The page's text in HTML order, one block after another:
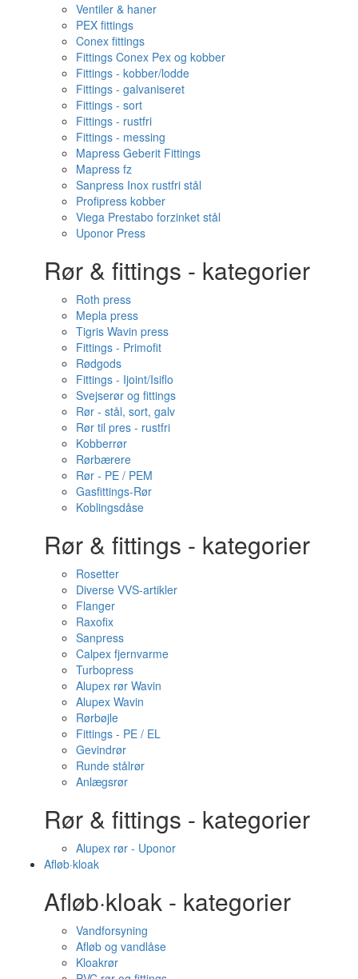
Ventiler & haner
PEX fittings
Conex fittings
Fittings Conex Pex og kobber
Fittings - kobber/lodde
Fittings - galvaniseret
Fittings - sort
Fittings - rustfri
Fittings - messing
Mapress Geberit Fittings
Mapress fz
Sanpress Inox rustfri stål
Profipress kobber
Viega Prestabo forzinket stål
Uponor Press
Rør & fittings - kategorier
Roth press
Mepla press
Tigris Wavin press
Fittings - Primofit
Rødgods
Fittings - Ijoint/Isiflo
Svejserør og fittings
Rør - stål, sort, galv
Rør til pres - rustfri
Kobberrør
Rørbærere
Rør - PE / PEM
Gasfittings-Rør
Koblingsdåse
Rør & fittings - kategorier
Rosetter
Diverse VVS-artikler
Flanger
Raxofix
Sanpress
Calpex fjernvarme
Turbopress
Alupex rør Wavin
Alupex Wavin
Rørbøjle
Fittings - PE / EL
Gevindrør
Runde stålrør
Anlægsrør
Rør & fittings - kategorier
Alupex rør - Uponor
Afløb·kloak
Afløb·kloak - kategorier
Vandforsyning
Afløb og vandlåse
Kloakrør